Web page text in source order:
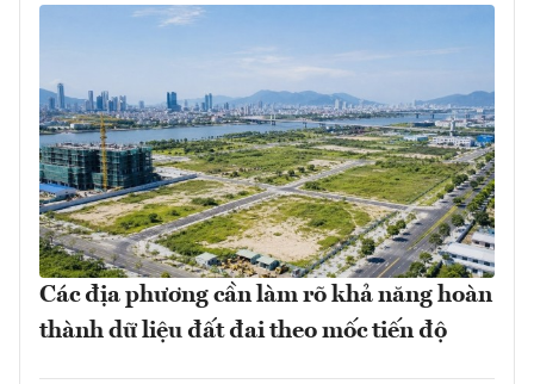
Các địa phương cần làm rõ khả năng hoàn
thành dữ liệu đất đai theo mốc tiến độ